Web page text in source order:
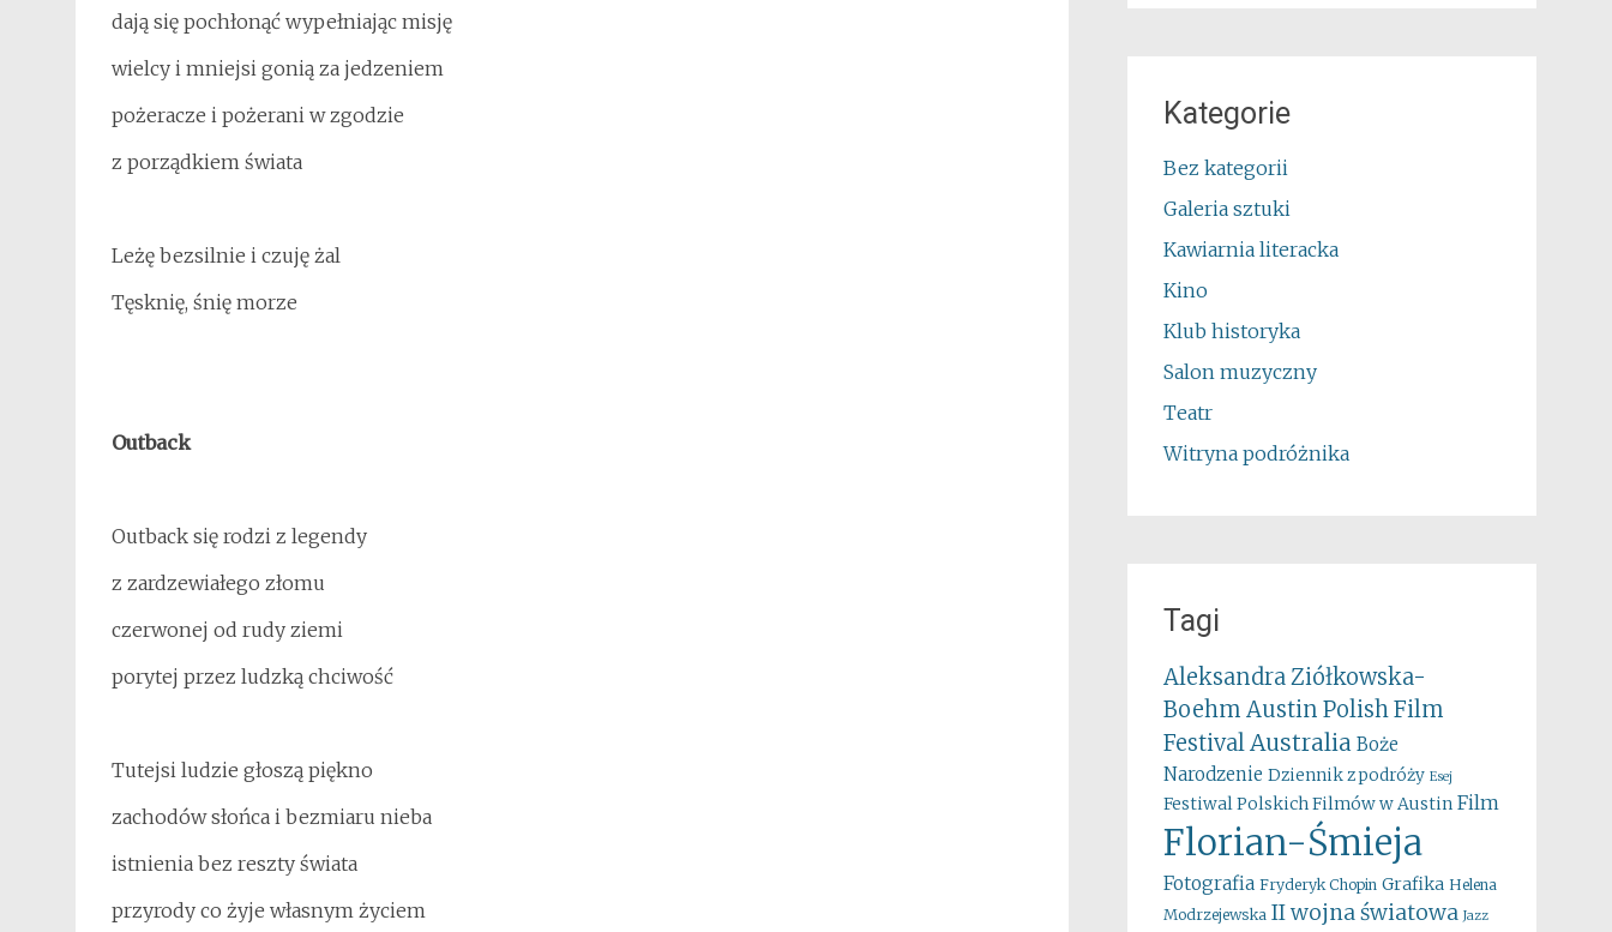
dają się pochłonąć wypełniając misję
wielcy i mniejsi gonią za jedzeniem
pożeracze i pożerani w zgodzie
z porządkiem świata
Leżę bezsilnie i czuję żal
Tęsknię, śnię morze
Outback
Outback się rodzi z legendy
z zardzewiałego złomu
czerwonej od rudy ziemi
porytej przez ludzką chciwość
Tutejsi ludzie głoszą piękno
zachodów słońca i bezmiaru nieba
istnienia bez reszty świata
przyrody co żyje własnym życiem
Kategorie
Bez kategorii
Galeria sztuki
Kawiarnia literacka
Kino
Klub historyka
Salon muzyczny
Teatr
Witryna podróżnika
Tagi
Aleksandra Ziółkowska-
Boehm Austin Polish Film
FestivalAustralia Boże
Narodzenie Dziennik z podróży Esej
Festiwal Polskich Filmów w Austin Film
Florian-Śmieja
Fotografia Fryderyk Chopin Grafika Helena
Modrzejewska II wojna światowa Jazz